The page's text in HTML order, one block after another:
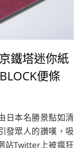
鐵塔迷你紙
便條
日本名勝景點如清
發眾人的讚嘆，吸
站Twitter上被瘋狂